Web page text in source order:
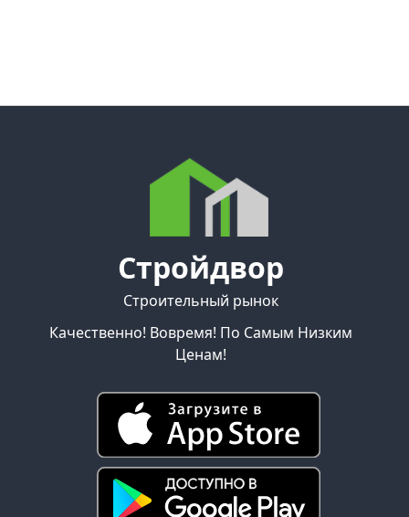
Стройдвор
Строительный рынок
Качественно! Вовремя! По Самым Низким
Ценам!